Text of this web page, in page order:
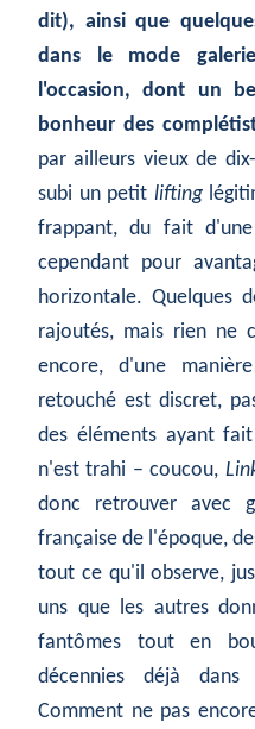
dit), ainsi que
dans le mode
l'occasion, dont un
bonheur des
par ailleurs vieux de
subi un petit lifting
frappant, du fait
cependant pour
horizontale. Quelques
rajoutés, mais rien ne
encore, d'une
retouché est discret,
des éléments ayant
n'est trahi – coucou,
donc retrouver avec
française de l'époque,
tout ce qu'il observe,
uns que les autres
fantômes tout en
décennies déjà
Comment ne pas